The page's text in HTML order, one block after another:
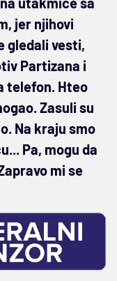
jer njihovi
gledali vesti,
Partizana i
telefon. Hteo
Zasuli su
Na kraju smo
Pa, mogu da
mi se